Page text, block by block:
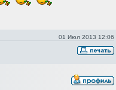
01 Июл 2013 12:06